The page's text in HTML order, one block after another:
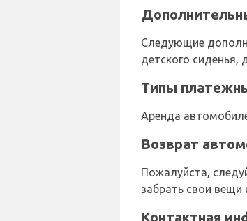
Следующие
детского сиденья,
Типы
Аренда
Возврат
Пожалуйста,
забрать свои вещи
Контактная